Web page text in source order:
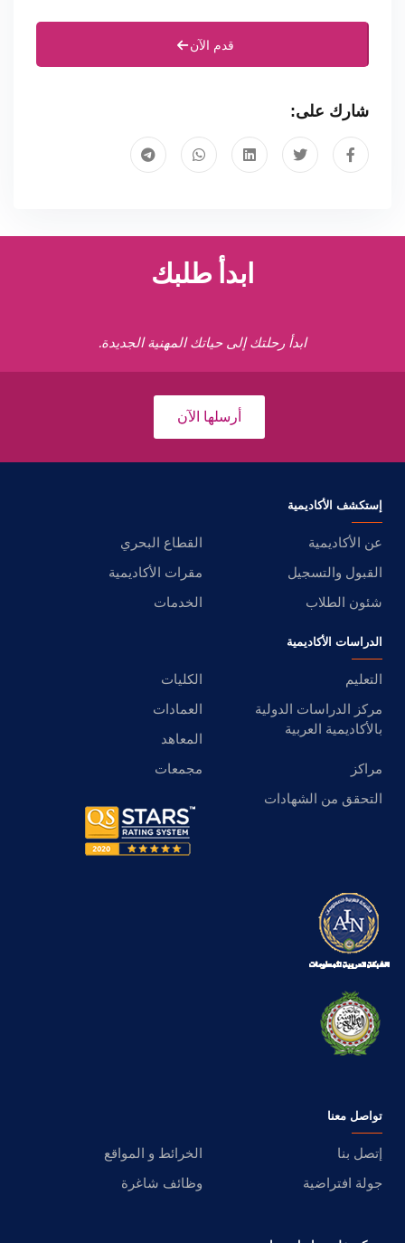
قدم الآن
شارك على:
ابدأ طلبك
ابدأ رحلتك إلى حياتك المهنية الجديدة.
أرسلها الآن
إستكشف الأكاديمية
عن الأكاديمية
القطاع البحري
القبول والتسجيل
مقرات الأكاديمية
شئون الطلاب
الخدمات
الدراسات الأكاديمية
التعليم
الكليات
مركز الدراسات الدولية
بالأكاديمية العربية
العمادات
المعاهد
مراكز
مجمعات
التحقق من الشهادات
تواصل معنا
إتصل بنا
الخرائط و المواقع
جولة افتراضية
وظائف شاغرة